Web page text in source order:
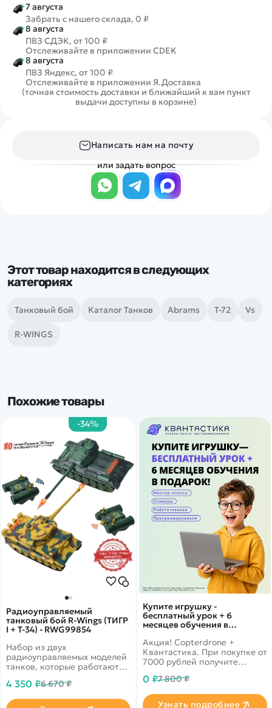
7 августа
Забрать с нашего склада, 0 ₽
8 августа
ПВЗ СДЭК, от 100 ₽
Отслеживайте в приложении CDEK
8 августа
ПВЗ Яндекс, от 100 ₽
Отслеживайте в приложении Я.Доставка
(точная стоимость доставки и ближайший к вам пункт
выдачи доступны в корзине)
Написать нам на почту
или задать вопрос
Этот товар находится в следующих
категориях
Танковый бой Каталог Танков Abrams Т-72 Vs
R-WINGS
Похожие товары
Купите игрушку -
бесплатный урок + 6
месяцев обучения в
Акция! Copterdrone +
Квантастика. При покупке от
7000 рублей получите
нашего партнера
0 ₽7 800 ₽
Узнать подробнее
-34%
Радиоуправляемый
танковый бой R-Wings (ТИГР
I + Т-34) - RWG99854
Набор из двух
радиоуправляемых моделей
танков, которые работают
осуществляется
расстояние до 3 м в секторе
4 350 ₽6 670 ₽